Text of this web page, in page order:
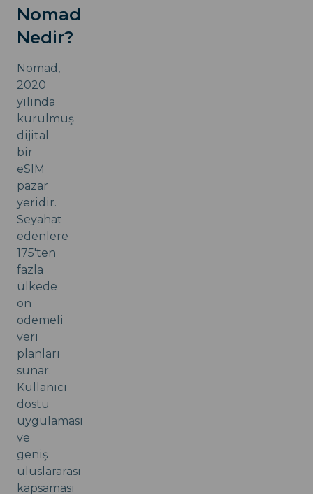
Nomad
Nedir?
Nomad,
2020
yılında
kurulmuş
dijital
bir
eSIM
pazar
yeridir.
Seyahat
edenlere
175'ten
fazla
ülkede
ön
ödemeli
veri
planları
sunar.
Kullanıcı
dostu
uygulaması
ve
geniş
uluslararası
kapsaması